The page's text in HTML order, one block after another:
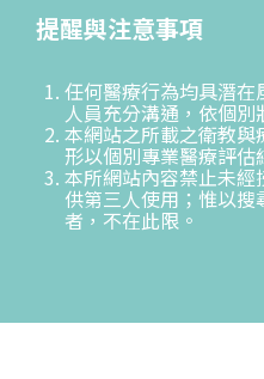
提醒與注意事項
任何醫療行為均具潛
人員充分溝通，依個別
本網站之所載之衛教
形以個別專業醫療評估
本所網站內容禁止未
供第三人使用；惟以
者，不在此限。